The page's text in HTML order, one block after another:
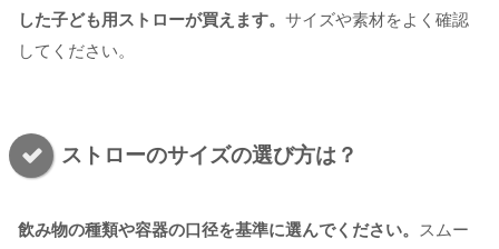
した子ども用ストローが買えます。 サイズや素材をよく確認
してください。
ストローのサイズの選び方は？
飲み物の種類や容器の口径を基準に選んでください。
スムー